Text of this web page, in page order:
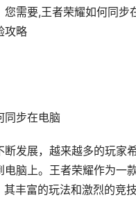
您需要,王者荣耀如何同步
攻略
同步在电脑
断发展，越来越多的玩家
电脑上。王者荣耀作为一
其丰富的玩法和激烈的竞